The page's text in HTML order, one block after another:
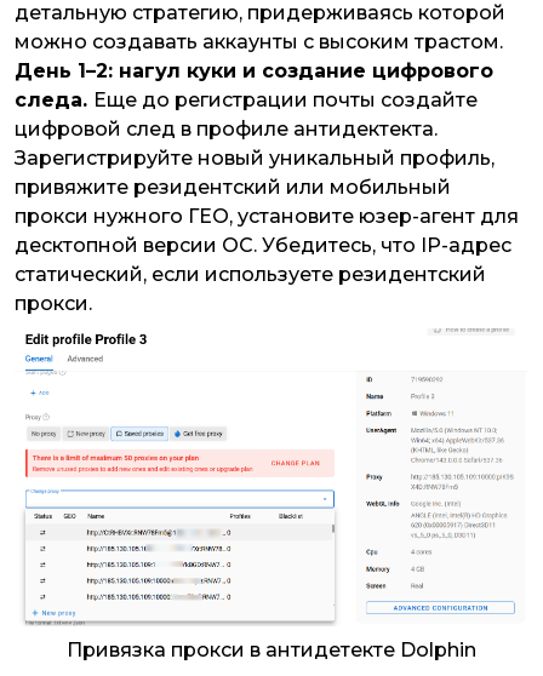
детальную стратегию, придерживаясь которой
можно создавать аккаунты с высоким трастом.
День 1–2: нагул куки и создание цифрового
следа. Еще до регистрации почты создайте
цифровой след в профиле антидектекта.
Зарегистрируйте новый уникальный профиль,
привяжите резидентский или мобильный
прокси нужного ГЕО, установите юзер-агент для
десктопной версии ОС. Убедитесь, что IP-адрес
статический, если используете резидентский
прокси.
Привязка прокси в антидетекте Dolphin